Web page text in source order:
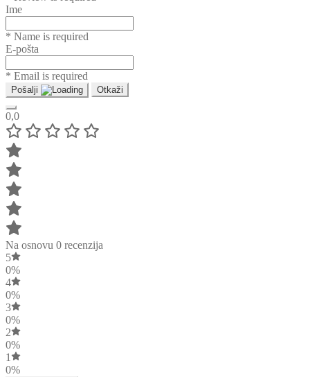
Ime
* Name is required
E-pošta
* Email is required
Pošalji Otkaži
0,0
Na osnovu 0 recenzija
5
0%
4
0%
3
0%
2
0%
1
0%